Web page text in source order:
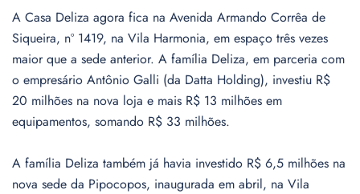
A Casa Deliza agora fica na Avenida Armando Corrêa de
Siqueira, nº 1419, na Vila Harmonia, em espaço três vezes
maior que a sede anterior. A família Deliza, em parceria com
o empresário Antônio Galli (da Datta Holding), investiu R$
20 milhões na nova loja e mais R$ 13 milhões em
equipamentos, somando R$ 33 milhões.
A família Deliza também já havia investido R$ 6,5 milhões na
nova sede da Pipocopos, inaugurada em abril, na Vila